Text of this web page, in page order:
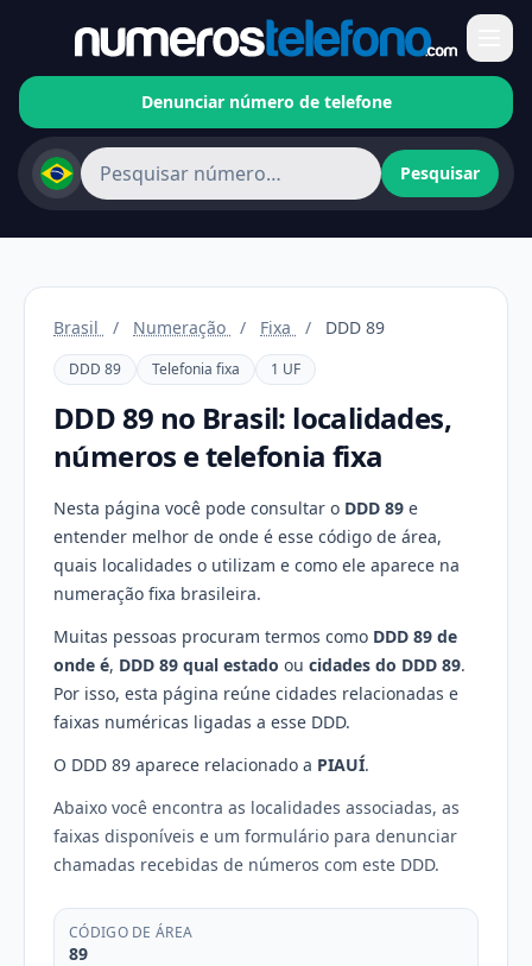
Denunciar número de telefone
Pesquisar
Brasil / Numeração / Fixa / DDD 89
DDD 89 Telefonia fixa 1 UF
DDD 89 no Brasil: localidades,
números e telefonia fixa
Nesta página você pode consultar o DDD 89 e
entender melhor de onde é esse código de área,
quais localidades o utilizam e como ele aparece na
numeração fixa brasileira.
Muitas pessoas procuram termos como DDD 89 de
onde é, DDD 89 qual estado ou cidades do DDD 89.
Por isso, esta página reúne cidades relacionadas e
faixas numéricas ligadas a esse DDD.
O DDD 89 aparece relacionado a PIAUÍ.
Abaixo você encontra as localidades associadas, as
faixas disponíveis e um formulário para denunciar
chamadas recebidas de números com este DDD.
CÓDIGO DE ÁREA
89